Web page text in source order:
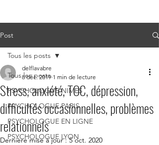
Post
Tous les posts
PSYCHOLOGUE NIMES
PSYCHOLOGUE PARIS
PSYCHOLOGUE EN LIGNE
PSYCHOLOGUE LYON
Tous les posts
Stress, anxiété, TOC, dépression,
difficultés occasionnelles, problèmes
relationnels
delflavabre
8 déc. 2019 1 min de lecture
Dernière mise à jour :5 oct. 2020